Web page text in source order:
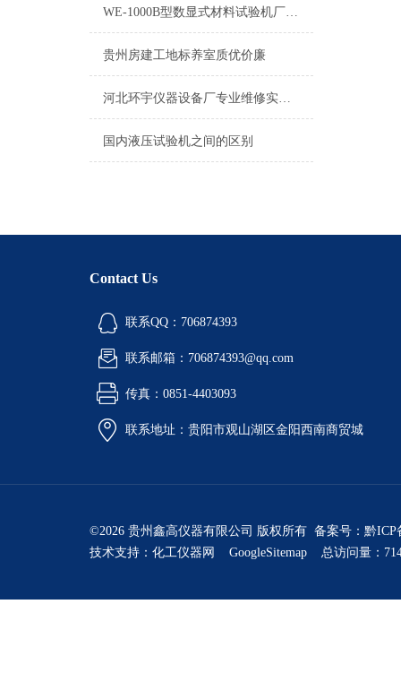
WE-1000B型数显式材料试验机厂家负责安装调试
贵州房建工地标养室质优价廉
河北环宇仪器设备厂专业维修实验室仪器设备价格公道
国内液压试验机之间的区别
Contact Us
联系QQ：706874393
联系邮箱：706874393@qq.com
传真：0851-4403093
联系地址：贵阳市观山湖区金阳西南商贸城
©2026 贵州鑫高仪器有限公司 版权所有 备案号： 黔ICP
技术支持： 化工仪器网 GoogleSitemap 总访问量：